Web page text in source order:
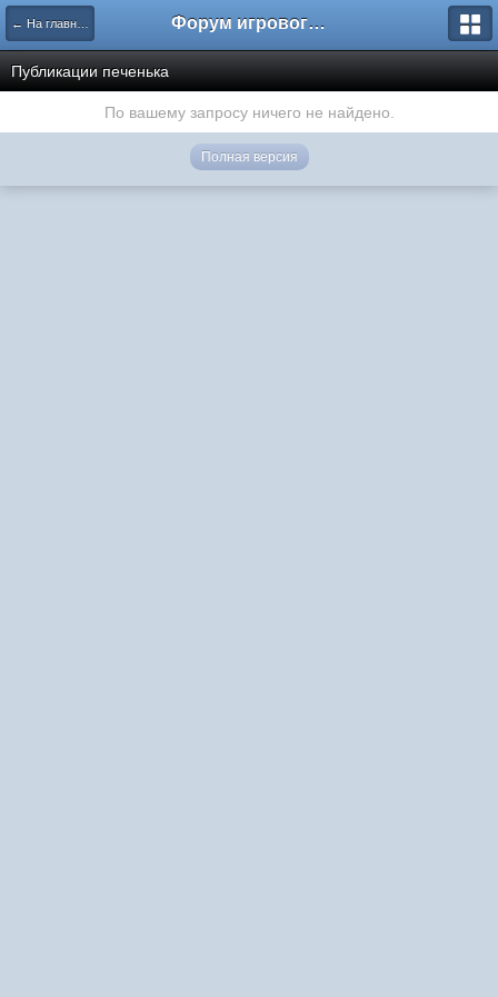
← На главную Форум игрового проекта Riverrise
Публикации печенька
По вашему запросу ничего не найдено.
Полная версия